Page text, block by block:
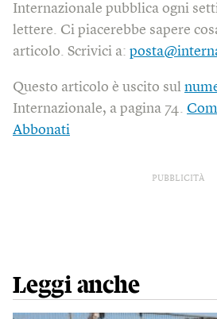
Internazionale pubblica ogni
lettere. Ci piacerebbe sapere
articolo. Scrivici a:
Questo articolo è uscito sul
Internazionale, a pagina 74.
Abbonati
PUBBLICITÀ
Leggi anche